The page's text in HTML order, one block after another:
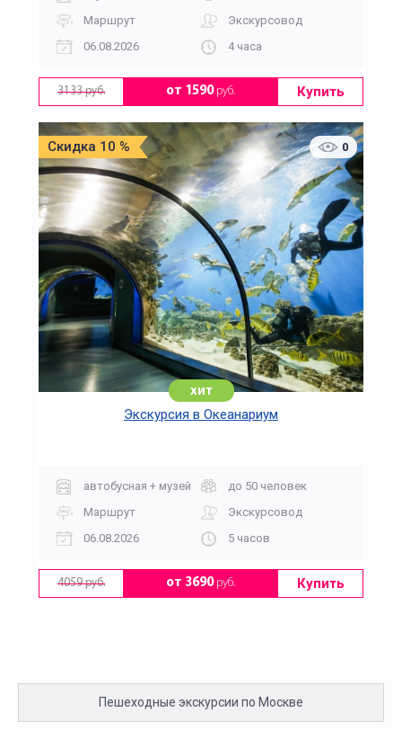
Маршрут
Экскурсовод
06.08.2026
4 часа
3133 руб. от 1590руб. Купить
Скидка 10 % 0
хит
Экскурсия в Океанариум
автобусная + музей
до 50 человек
Маршрут
Экскурсовод
06.08.2026
5 часов
4059 руб. от 3690руб. Купить
Пешеходные экскурсии по Москве